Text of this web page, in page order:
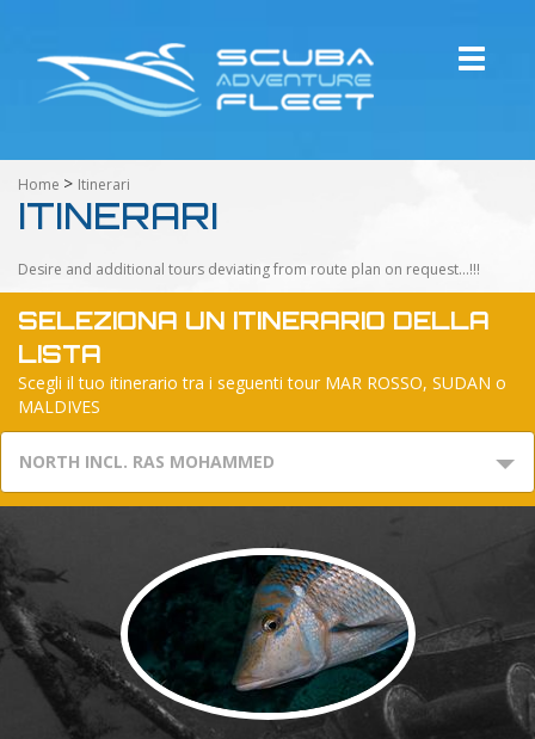
Toggle
Home > Itinerari
ITINERARI
Desire and additional tours deviating from route plan on request...!!!
SELEZIONA UN ITINERARIO DELLA
LISTA
Scegli il tuo itinerario tra i seguenti tour MAR ROSSO, SUDAN o
MALDIVES
NORTH INCL. RAS MOHAMMED